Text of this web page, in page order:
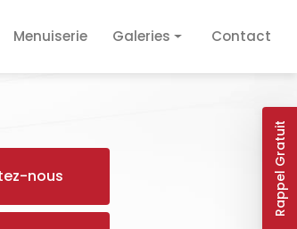
Rappel Gratuit
Menuiserie Galeries Contact
nous